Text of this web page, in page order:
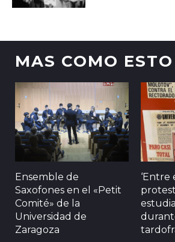
MAS COMO ESTO
Ensemble de
Saxofones en el «Petit
Comité» de la
Universidad de
Zaragoza
‘Entre